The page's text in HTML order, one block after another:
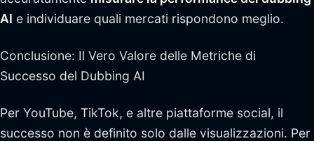
AI e individuare quali mercati rispondono meglio.
Conclusione: Il Vero Valore delle Metriche di
Successo del Dubbing AI
Per YouTube, TikTok, e altre piattaforme social, il
successo non è definito solo dalle visualizzazioni. Per